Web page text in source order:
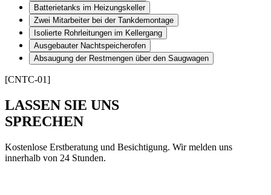
Batterietanks im Heizungskeller
Zwei Mitarbeiter bei der Tankdemontage
Isolierte Rohrleitungen im Kellergang
Ausgebauter Nachtspeicherofen
Absaugung der Restmengen über den Saugwagen
[CNTC-01]
LASSEN SIE UNS
SPRECHEN
Kostenlose Erstberatung und Besichtigung. Wir melden uns
innerhalb von 24 Stunden.